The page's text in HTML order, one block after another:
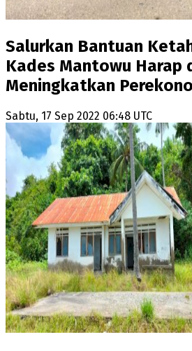
Salurkan Bantuan
Kades Mantowu Harap
Meningkatkan
Sabtu, 17 Sep 2022 06:48 UTC